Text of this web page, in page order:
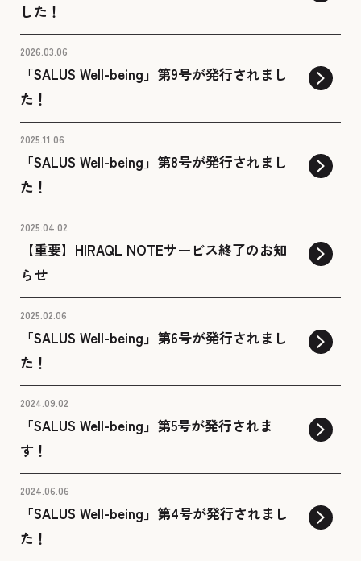
した！
2026.03.06
「SALUS Well-being」第9号が発行されまし
た！
2025.11.06
「SALUS Well-being」第8号が発行されまし
た！
2025.04.02
【重要】HIRAQL NOTEサービス終了のお知
らせ
2025.02.06
「SALUS Well-being」第6号が発行されまし
た！
2024.09.02
「SALUS Well-being」第5号が発行されま
す！
2024.06.06
「SALUS Well-being」第4号が発行されまし
た！